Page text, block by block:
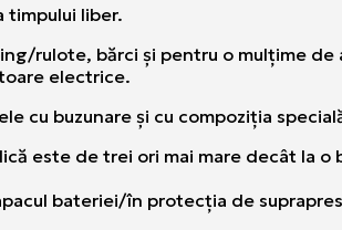
timpului liber.
rulote, bărci şi pentru o mulţime
electrice.
cu buzunare şi cu compoziţia
este de trei ori mai mare decât la o
bateriei/în protecţia de